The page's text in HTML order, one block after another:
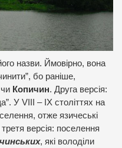
назви. Ймовірно, вона
бо раніше,
чи Копичин. Друга версія:
У VIII – IX століттях на
отже язичеські
версія: поселення
, які володіли